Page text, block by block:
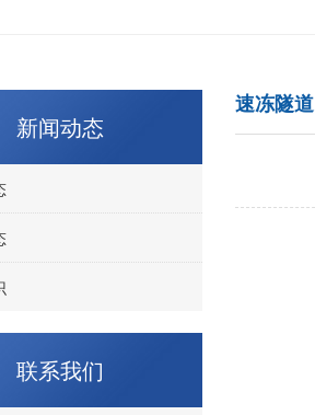
新闻动态
联系我们
速冻隧道